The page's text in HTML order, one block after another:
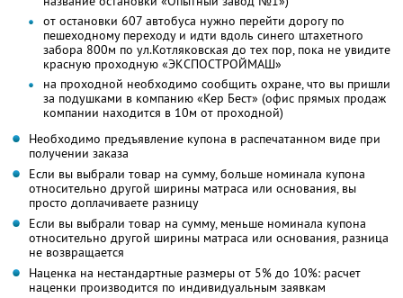
от остановки 607 автобуса нужно перейти дорогу по
пешеходному переходу и идти вдоль синего штахетного
забора 800м по ул.Котляковская до тех пор, пока не увидите
красную проходную «ЭКСПОСТРОЙМАШ»
на проходной необходимо сообщить охране, что вы пришли
за подушками в компанию «Кер Бест» (офис прямых продаж
компании находится в 10м от проходной)
Необходимо предъявление купона в распечатанном виде при
получении заказа
Если вы выбрали товар на сумму, больше номинала купона
относительно другой ширины матраса или основания, вы
просто доплачиваете разницу
Если вы выбрали товар на сумму, меньше номинала купона
относительно другой ширины матраса или основания, разница
не возвращается
Наценка на нестандартные размеры от 5% до 10%: расчет
наценки производится по индивидуальным заявкам